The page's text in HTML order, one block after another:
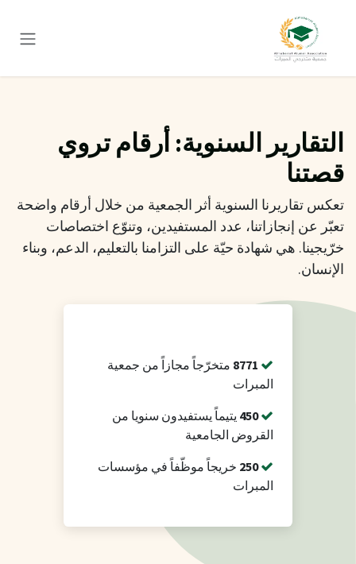
التقارير السنوية: أرقام تروي
قصتنا
تعكس تقاريرنا السنوية أثر الجمعية من خلال أرقام واضحة
تعبّر عن إنجازاتنا، عدد المستفيدين، وتنوّع اختصاصات
خرّيجينا. هي شهادة حيّة على التزامنا بالتعليم، الدعم، وبناء
الإنسان.
8771 متخرّجاً مجازاً من جمعية
المبرات
450 يتيماً يستفيدون سنويا من
القروض الجامعية
250 خريجاً موظّفاً في مؤسسات
المبرات